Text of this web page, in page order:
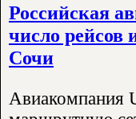
Российская
число рейсов
Сочи
Авиакомпания